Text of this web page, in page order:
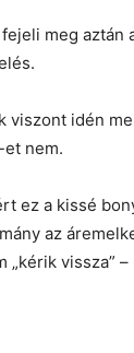
fejeli meg aztán
viszont idén
et nem.
ez a kissé
az
„kérik vissza”